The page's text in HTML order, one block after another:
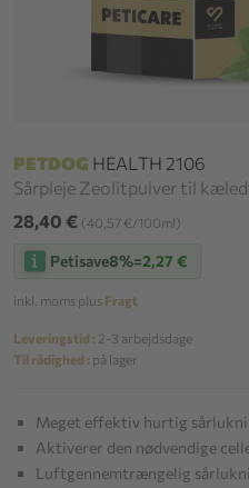
PETDOG HEALTH 2106
Sårpleje Zeolitpulver til
28,40 € (40,57 €/100ml)
Petisave8%=2,27 €
inkl. moms plus Fragt
Leveringstid : 2-3 arbejdsdage
Til rådighed : på lager
Meget effektiv hurtig
Aktiverer den nødvendige
Luftgennemtrængelig